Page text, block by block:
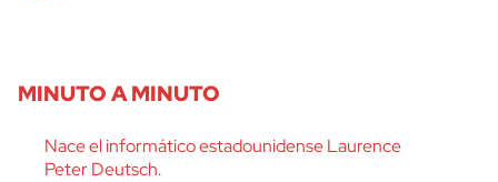
MINUTO A MINUTO
Nace el informático estadounidense Laurence
Peter Deutsch.